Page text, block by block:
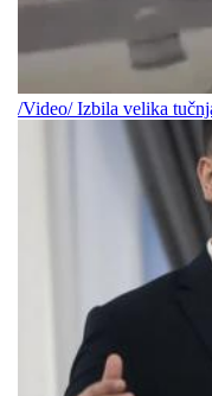
/Video/ Izbila velika